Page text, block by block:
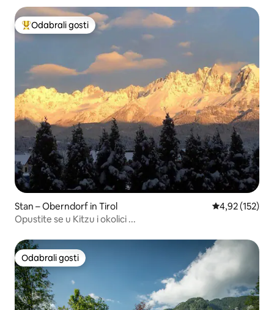
Među najviše rangiranima s oznakom „Odabrali gosti”
Odabrali gosti
Stan – Oberndorf in Tirol Prosječna
4,92 (152)
Opustite se u Kitzu i okolici ...
Odabrali gosti
Odabrali gosti